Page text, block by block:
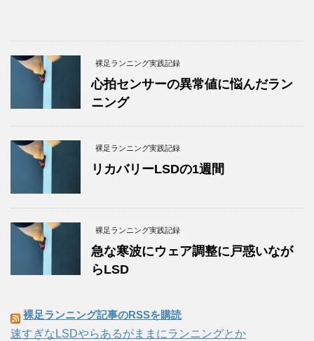
裸足ランニング実践記録
心拍センサーの異常値に悩んだラン
ニング
裸足ランニング実践記録
リカバリーLSDの1週間
裸足ランニング実践記録
急な寒波にウェア調整に戸惑いなが
らLSD
裸足ランニング記事のRSSを購読
速すぎなLSDやらあるがままにランニングとか